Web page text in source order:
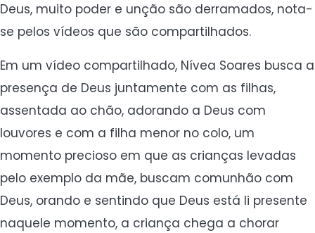
Deus, muito poder e unção são derramados, nota-
se pelos vídeos que são compartilhados.
Em um vídeo compartilhado, Nívea Soares busca a
presença de Deus juntamente com as filhas,
assentada ao chão, adorando a Deus com
louvores e com a filha menor no colo, um
momento precioso em que as crianças levadas
pelo exemplo da mãe, buscam comunhão com
Deus, orando e sentindo que Deus está li presente
naquele momento, a criança chega a chorar